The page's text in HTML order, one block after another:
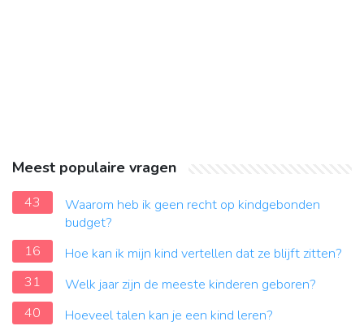
Meest populaire vragen
43
Waarom heb ik geen recht op kindgebonden
budget?
16
Hoe kan ik mijn kind vertellen dat ze blijft zitten?
31
Welk jaar zijn de meeste kinderen geboren?
40
Hoeveel talen kan je een kind leren?